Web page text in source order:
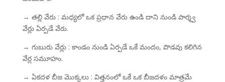
→ తల్లి వేరు : మధ్యలో ఒక ప్రధాన వేరు ఉండి దాని నుండి పార్శ్వ
వేర్లు ఏర్పడే వేరు.
→ గుబురు వేర్లు : కాండం నుండి ఏర్పడే ఒకే మందం, పొడవు కలిగిన
వేర్ల సమూహం.
→ ఏకదళ బీజ మొక్కలు : విత్తనంలో ఒకే ఒక బీజదళం మాత్రమే